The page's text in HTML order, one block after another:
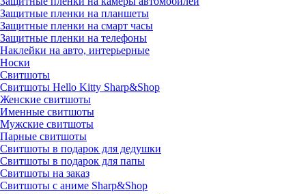
Защитные пленки на планшеты
Защитные пленки на смарт часы
Защитные пленки на телефоны
Наклейки на авто, интерьерные
Носки
Свитшоты
Cвитшоты Hello Kitty Sharp&Shop
Женские свитшоты
Именные свитшоты
Мужские свитшоты
Парные свитшоты
Свитшоты в подарок для дедушки
Свитшоты в подарок для папы
Свитшоты на заказ
Свитшоты с аниме Sharp&Shop